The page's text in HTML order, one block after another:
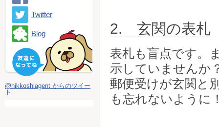
2. 玄関の表札
表札も盲点です。
示していませんか
郵便受けが玄関と
も忘れないように
Twitter
Blog
@hikkoshiagent からのツイー
ト